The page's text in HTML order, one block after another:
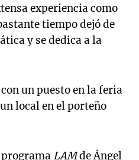
experiencia como
tiempo dejó de
y se dedica a la
un puesto en la feria
local en el porteño
LAMde Ángel